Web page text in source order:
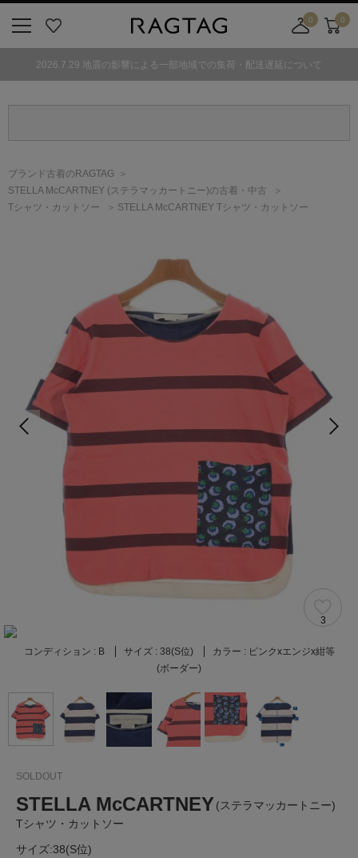
気
0
舗
カ
0
2026.7.29 地震の影響による一部地域での集荷・配送遅延について
ブランド古着のRAGTAG
STELLA McCARTNEY (ステラマッカートニー)の古着・中古
Tシャツ・カットソー
STELLA McCARTNEY Tシャツ・カットソー
3
コンディション : B サイズ : 38(S位) カラー : ピンクxエンジx紺等
(ボーダー)
SOLDOUT
STELLA McCARTNEY(ステラマッカートニー)
Tシャツ・カットソー
サイズ:38(S位)